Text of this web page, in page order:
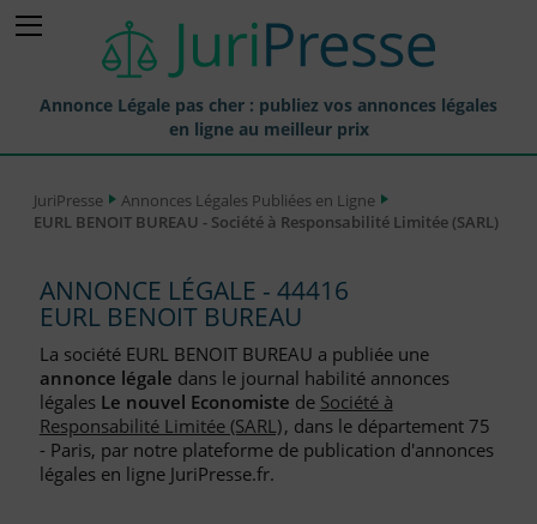
Annonce Légale pas cher : publiez vos annonces légales
en ligne au meilleur prix
Annonces Légales Publiées
Journaux Habilités (JAL) Annonces Légales
Départements pour la Publication d'Annonces Légales
Liste des Greffes
Liste des CCI
JuriPresse
Annonces Légales Publiées en Ligne
EURL BENOIT BUREAU - Société à Responsabilité Limitée (SARL)
ANNONCE LÉGALE - 44416
EURL BENOIT BUREAU
La société EURL BENOIT BUREAU a publiée une
annonce légale dans le journal habilité annonces
légales Le nouvel Economiste de Société à
Responsabilité Limitée (SARL), dans le département 75
- Paris, par notre plateforme de publication d'annonces
légales en ligne JuriPresse.fr.